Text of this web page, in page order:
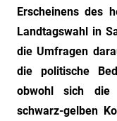
des
Untergangs",
Grauen"
und
"Spukschloss
Erscheinens des
Landtagswahl in
die Umfragen
die politische
obwohl sich die
schwarz-gelben